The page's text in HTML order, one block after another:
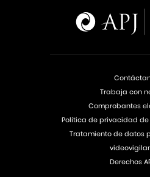
Trabaja con
Comprobantes
Política de privacidad
Tratamiento de datos
Derechos